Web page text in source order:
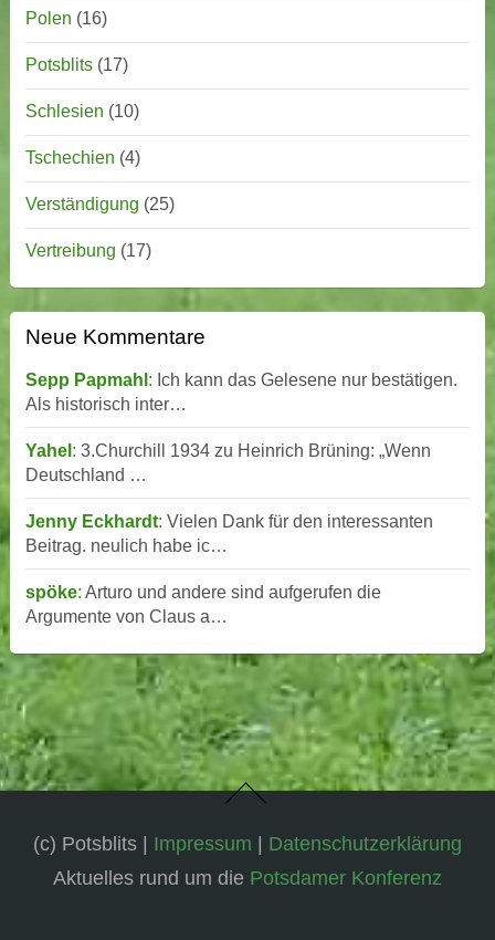
Polen (16)
Potsblits (17)
Schlesien (10)
Tschechien (4)
Verständigung (25)
Vertreibung (17)
Neue Kommentare
Sepp Papmahl : Ich kann das Gelesene nur bestätigen.
Als historisch inter…
Yahel : 3.Churchill 1934 zu Heinrich Brüning: „Wenn
Deutschland …
Jenny Eckhardt: Vielen Dank für den interessanten
Beitrag. neulich habe ic…
spöke: Arturo und andere sind aufgerufen die
Argumente von Claus a…
(c) Potsblits | Impressum | Datenschutzerklärung
Aktuelles rund um die Potsdamer Konferenz